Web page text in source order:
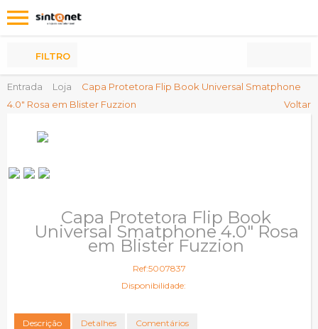
Entrada Loja
Capa Protetora Flip Book Universal Smatphone
4.0" Rosa em Blister Fuzzion
Voltar
FILTRO
Capa Protetora Flip Book
Universal Smatphone 4.0" Rosa
em Blister Fuzzion
Ref:5007837
Disponibilidade:
Descrição Detalhes Comentários